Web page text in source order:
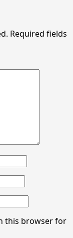
Required fields
this browser for